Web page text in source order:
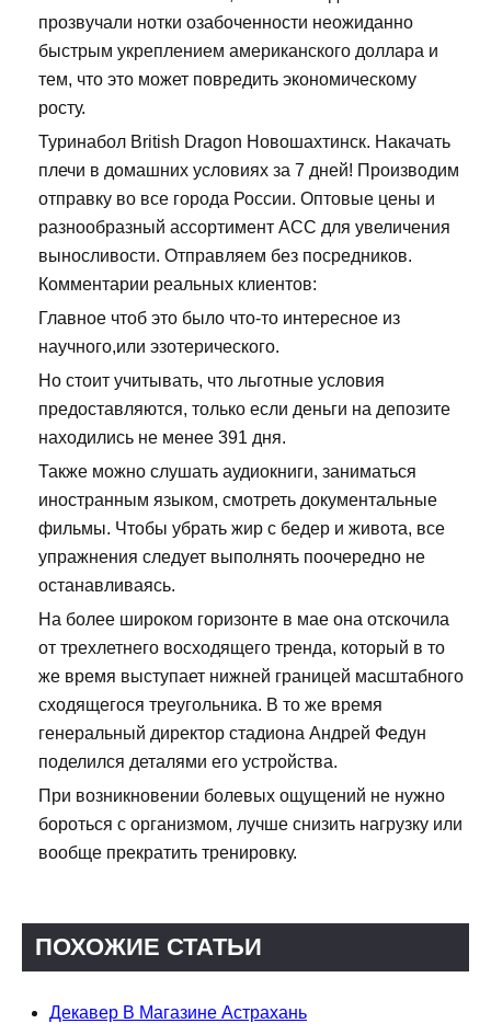
прозвучали нотки озабоченности неожиданно
быстрым укреплением американского доллара и
тем, что это может повредить экономическому
росту.
Туринабол British Dragon Новошахтинск. Накачать
плечи в домашних условиях за 7 дней! Производим
отправку во все города России. Оптовые цены и
разнообразный ассортимент ACC для увеличения
выносливости. Отправляем без посредников.
Комментарии реальных клиентов:
Главное чтоб это было что-то интересное из
научного,или эзотерического.
Но стоит учитывать, что льготные условия
предоставляются, только если деньги на депозите
находились не менее 391 дня.
Также можно слушать аудиокниги, заниматься
иностранным языком, смотреть документальные
фильмы. Чтобы убрать жир с бедер и живота, все
упражнения следует выполнять поочередно не
останавливаясь.
На более широком горизонте в мае она отскочила
от трехлетнего восходящего тренда, который в то
же время выступает нижней границей масштабного
сходящегося треугольника. В то же время
генеральный директор стадиона Андрей Федун
поделился деталями его устройства.
При возникновении болевых ощущений не нужно
бороться с организмом, лучше снизить нагрузку или
вообще прекратить тренировку.
ПОХОЖИЕ СТАТЬИ
Декавер В Магазине Астрахань